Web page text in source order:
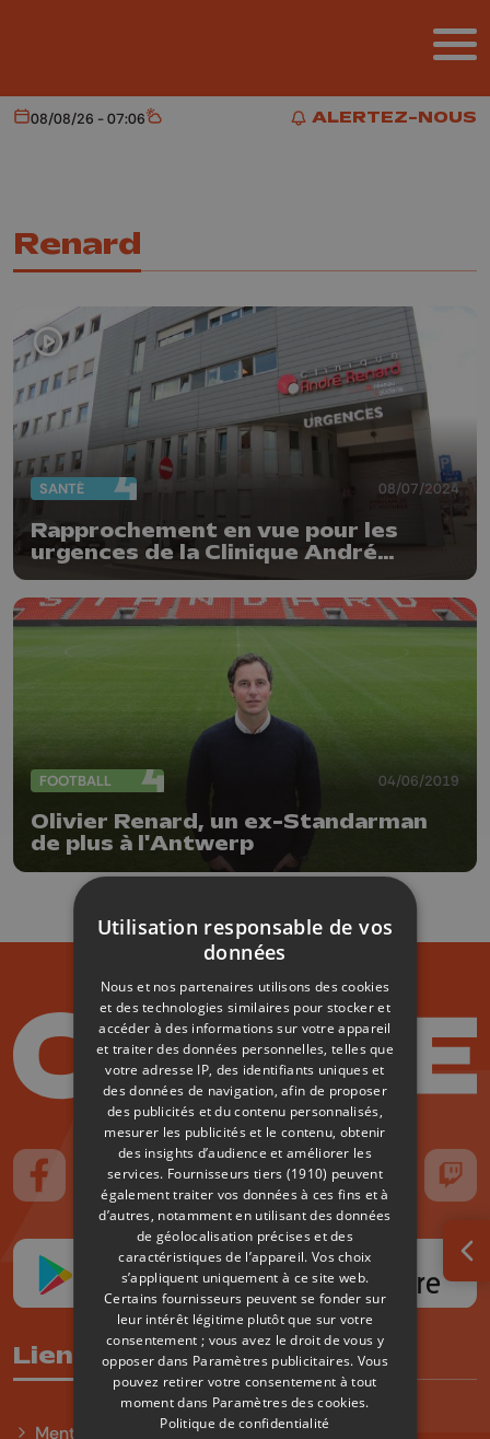
ALERTEZ-NOUS
ALERTEZ-NOUS
Aujourd'hui
08/08/26 - 07:06 Météo
Renard
SANTÉ 08/07/2024
Rapprochement en vue pour les
urgences de la Clinique André
Renard et le CHU
FOOTBALL 04/06/2019
Olivier Renard, un ex-Standarman
de plus à l'Antwerp
Suivez-nous sur FaceBook
Suivez-nous sur Instagram
Suivez-nous sur TikTok
Suivez-nous sur YouTube
Suivez-nous
Liens utiles
Mentions légales
Utilisation responsable de vos
données
Nous et nos partenaires utilisons des cookies
et des technologies similaires pour stocker et
accéder à des informations sur votre appareil
et traiter des données personnelles, telles que
votre adresse IP, des identifiants uniques et
des données de navigation, afin de proposer
des publicités et du contenu personnalisés,
mesurer les publicités et le contenu, obtenir
des insights d’audience et améliorer les
services. Fournisseurs tiers (1910) peuvent
également traiter vos données à ces fins et à
d’autres, notamment en utilisant des données
de géolocalisation précises et des
caractéristiques de l’appareil. Vos choix
s’appliquent uniquement à ce site web.
Certains fournisseurs peuvent se fonder sur
leur intérêt légitime plutôt que sur votre
consentement ; vous avez le droit de vous y
opposer dans Paramètres publicitaires. Vous
pouvez retirer votre consentement à tout
moment dans Paramètres des cookies.
Politique de confidentialité